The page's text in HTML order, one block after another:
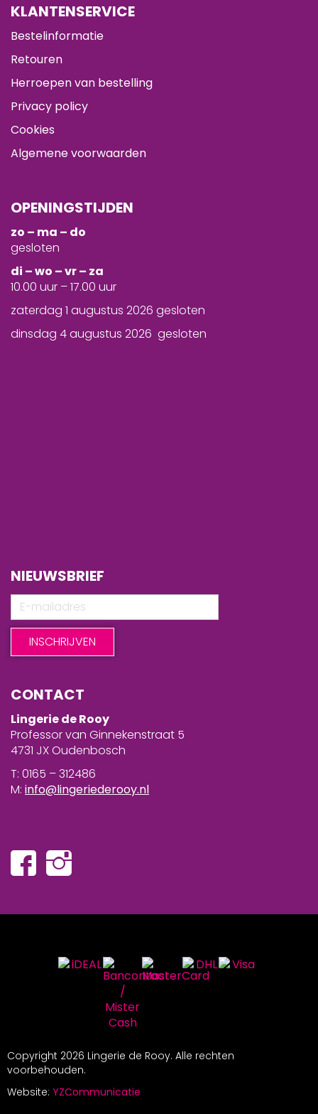
KLANTENSERVICE
Bestelinformatie
Retouren
Herroepen van bestelling
Privacy policy
Cookies
Algemene voorwaarden
OPENINGSTIJDEN
zo – ma – do
gesloten
di – wo – vr – za
10.00 uur – 17.00 uur
zaterdag 1 augustus 2026 gesloten
dinsdag 4 augustus 2026 gesloten
NIEUWSBRIEF
CONTACT
Lingerie de Rooy
Professor van Ginnekenstraat 5
4731 JX Oudenbosch
T: 0165 – 312486
M: info@lingeriederooy.nl
Copyright 2026 Lingerie de Rooy. Alle rechten
voorbehouden.
Website: YZCommunicatie